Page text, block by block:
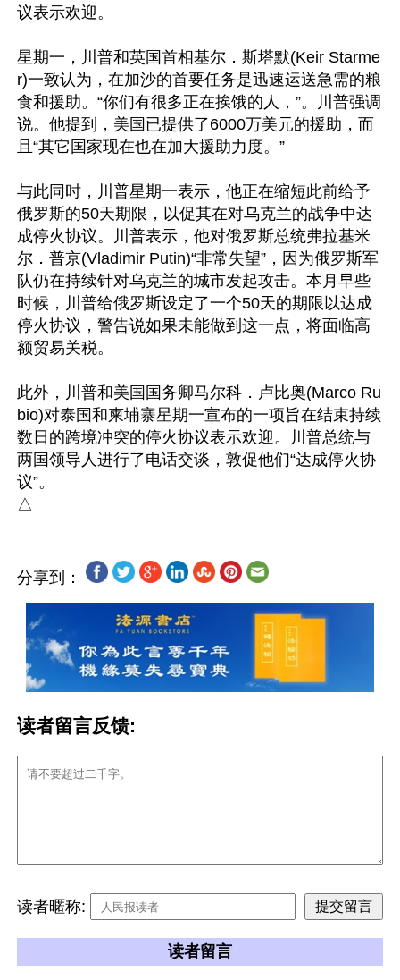
议表示欢迎。
星期一，川普和英国首相基尔．斯塔默(Keir Starme
r)一致认为，在加沙的首要任务是迅速运送急需的粮
食和援助。“你们有很多正在挨饿的人，”。川普强调
说。他提到，美国已提供了6000万美元的援助，而
且“其它国家现在也在加大援助力度。”
与此同时，川普星期一表示，他正在缩短此前给予
俄罗斯的50天期限，以促其在对乌克兰的战争中达
成停火协议。川普表示，他对俄罗斯总统弗拉基米
尔．普京(Vladimir Putin)“非常失望”，因为俄罗斯军
队仍在持续针对乌克兰的城市发起攻击。本月早些
时候，川普给俄罗斯设定了一个50天的期限以达成
停火协议，警告说如果未能做到这一点，将面临高
额贸易关税。
此外，川普和美国国务卿马尔科．卢比奥(Marco Ru
bio)对泰国和柬埔寨星期一宣布的一项旨在结束持续
数日的跨境冲突的停火协议表示欢迎。川普总统与
两国领导人进行了电话交谈，敦促他们“达成停火协
议”。
分享到：
读者留言反馈:
读者暱称:
读者留言